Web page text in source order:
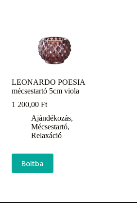
LEONARDO POESIA
mécsestartó 5cm viola
1 200,00Ft
Ajándékozás,
Mécsestartó,
Relaxáció
Boltba